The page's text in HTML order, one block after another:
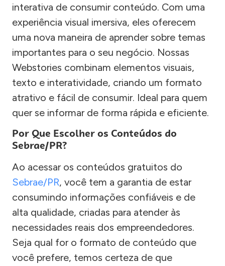
interativa de consumir conteúdo. Com uma
experiência visual imersiva, eles oferecem
uma nova maneira de aprender sobre temas
importantes para o seu negócio. Nossas
Webstories combinam elementos visuais,
texto e interatividade, criando um formato
atrativo e fácil de consumir. Ideal para quem
quer se informar de forma rápida e eficiente.
Por Que Escolher os Conteúdos do
Sebrae/PR?
Ao acessar os conteúdos gratuitos do
Sebrae/PR, você tem a garantia de estar
consumindo informações confiáveis e de
alta qualidade, criadas para atender às
necessidades reais dos empreendedores.
Seja qual for o formato de conteúdo que
você prefere, temos certeza de que